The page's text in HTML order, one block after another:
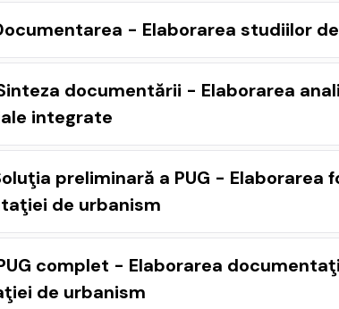
- Elaborarea studiilor
documentării - Elaborarea
integrate
preliminară a PUG - Elaborarea
de urbanism
complet - Elaborarea
de urbanism